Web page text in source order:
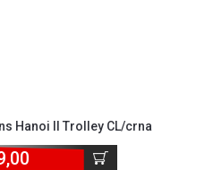
Hanoi II Trolley CL/crna